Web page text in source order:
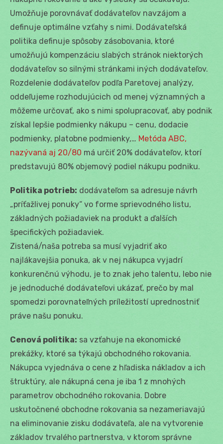
Umožňuje porovnávať dodávateľov navzájom a
definuje optimálne vzťahy s nimi. Dodávateľská
politika definuje spôsoby zásobovania, ktoré
umožňujú kompenzáciu slabých stránok niektorých
dodávateľov so silnými stránkami iných dodávateľov.
Rozdelenie dodávateľov podľa Paretovej analýzy,
oddeľujeme rozhodujúcich od menej významných a
môžeme určovať, ako s nimi spolupracovať, aby podnik
získal lepšie podmienky nákupu – cenu, dodacie
podmienky, platobne podmienky,… Metóda ABC,
nazývaná aj 20/80 má určiť 20% dodávateľov, ktorí
predstavujú 80% objemový podiel nákupu podniku.
Politika potrieb: dodávateľom sa adresuje návrh
„príťažlivej ponuky“ vo forme sprievodného listu,
základných požiadaviek na produkt a ďalších
špecifických požiadaviek.
Zistená/naša potreba sa musí vyjadriť ako
najlákavejšia ponuka, ak v nej nákupca vyjadrí
konkurenčnú výhodu, je to znak jeho talentu, lebo nie
je jednoduché dodávateľovi ukázať, prečo by mal
spomedzi porovnateľných príležitostí uprednostniť
práve našu ponuku.
Cenová politika: sa vzťahuje na ekonomické
prekážky, ktoré sa týkajú obchodného rokovania.
Nákupca vyjednáva o cene z hľadiska nákladov a ich
štruktúry, ale nákupná cena je iba 1 z mnohých
parametrov obchodného rokovania. Dobre
uskutočnené obchodne rokovania sa nezameriavajú
na eliminovanie zisku dodávateľa, ale na vytvorenie
základov trvalého partnerstva, v ktorom správne